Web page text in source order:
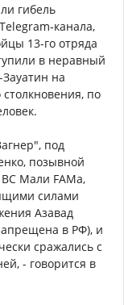
гибель
13-го отряда
в неравный
на
по
под
позывной
Мали FAMа,
силами
Азавад
в РФ), и
сражались с
- говорится в